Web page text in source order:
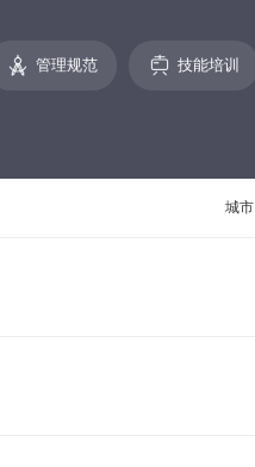
管理规范 技能培训
城市